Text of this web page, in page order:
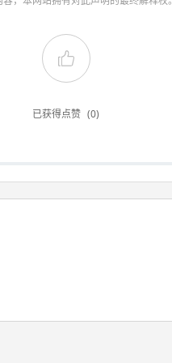
已获得点赞 (0)